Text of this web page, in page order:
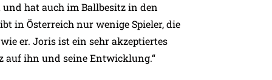
hat auch im Ballbesitz in den
in Österreich nur wenige Spieler, die
er. Joris ist ein sehr akzeptiertes
ihn und seine Entwicklung.“